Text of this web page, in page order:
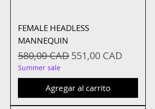
FEMALE HEADLESS
MANNEQUIN
Precio
580,00 CADPrecio de oferta
551,00 CAD
Summer sale
Agregar al carrito